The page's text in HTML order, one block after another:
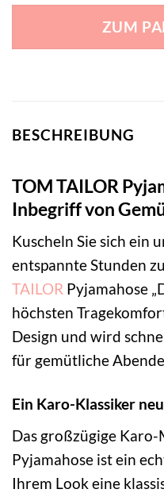
ZUM
BESCHREIBUNG
TOM TAILOR
Inbegriff von
Kuscheln Sie sich ein
entspannte Stunden
TAILOR Pyjamahose
höchsten
Design und wird
für gemütliche
Ein Karo-Klassiker
Das großzügige Karo-
Pyjamahose ist ein
Ihrem Look eine